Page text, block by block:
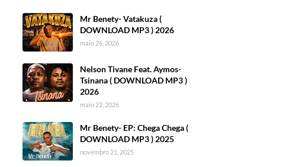
Mr Benety- Vatakuza (
DOWNLOAD MP3 ) 2026
maio 26, 2026
Nelson Tivane Feat. Aymos-
Tsinana ( DOWNLOAD MP3 )
2026
maio 22, 2026
Mr Benety- EP: Chega Chega (
DOWNLOAD MP3 ) 2025
novembro 21, 2025